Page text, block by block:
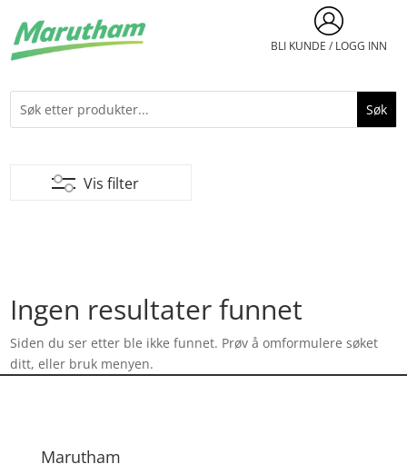
BLI KUNDE / LOGG INN
Vis filter
Ingen resultater funnet
Siden du ser etter ble ikke funnet. Prøv å omformulere søket
ditt, eller bruk menyen.
Marutham